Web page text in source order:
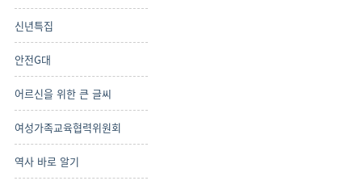
신년특집
안전G대
어르신을 위한 큰 글씨
여성가족교육협력위원회
역사 바로 알기